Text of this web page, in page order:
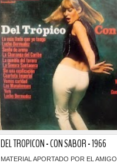
DEL TROPICON - CON SABOR - 1966
MATERIAL APORTADO POR EL AMIGO